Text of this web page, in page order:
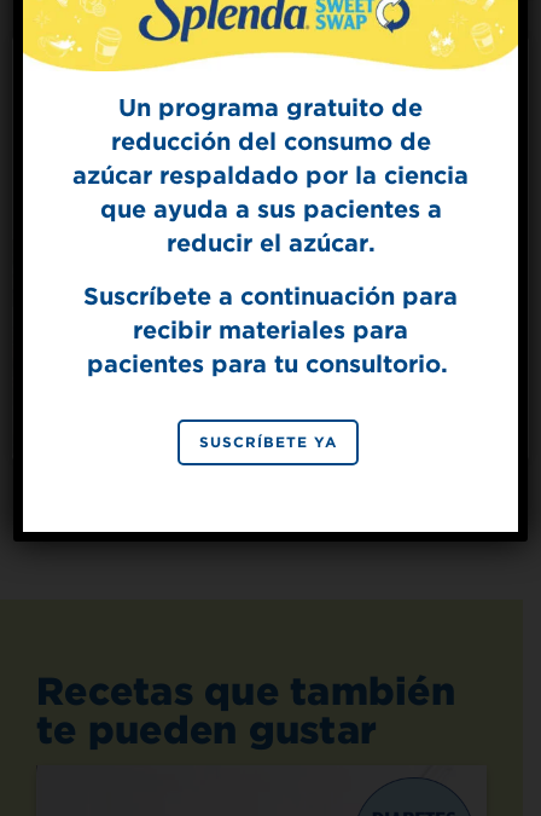
Recetas que también
te pueden gustar
Un programa gratuito de
reducción del consumo de
azúcar respaldado por la ciencia
que ayuda a sus pacientes a
reducir el azúcar.
Suscríbete a continuación para
recibir materiales para
pacientes para tu consultorio.
SUSCRÍBETE YA
The Sweet Dish
Get mouth-watering recipes from the
SIGN UP